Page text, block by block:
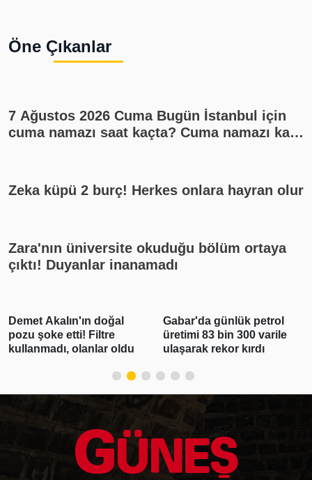
Öne Çıkanlar
7 Ağustos 2026 Cuma Bugün İstanbul için
cuma namazı saat kaçta? Cuma namazı kaç
Zeka küpü 2 burç! Herkes onlara hayran olur
Zara'nın üniversite okuduğu bölüm ortaya
çıktı! Duyanlar inanamadı
Akalın'ın doğal
şoke etti! Filtre
olanlar oldu
Gabar'da günlük petrol
üretimi 83 bin 300 varile
ulaşarak rekor kırdı